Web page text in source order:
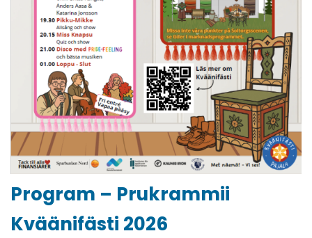
Program – Prukrammii
Kväänifästi 2026